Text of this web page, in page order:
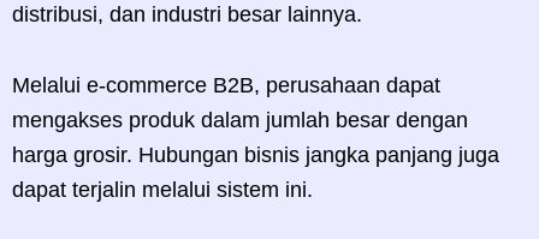
distribusi, dan industri besar lainnya.
Melalui e-commerce B2B, perusahaan dapat
mengakses produk dalam jumlah besar dengan
harga grosir. Hubungan bisnis jangka panjang juga
dapat terjalin melalui sistem ini.